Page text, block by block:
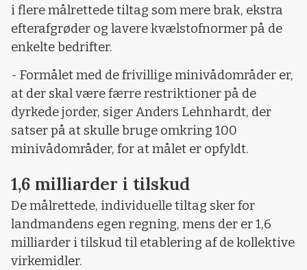
i flere målrettede tiltag som mere brak, ekstra
efterafgrøder og lavere kvælstofnormer på de
enkelte bedrifter.
- Formålet med de frivillige minivådområder er,
at der skal være færre restriktioner på de
dyrkede jorder, siger Anders Lehnhardt, der
satser på at skulle bruge omkring 100
minivådområder, for at målet er opfyldt.
1,6 milliarder i tilskud
De målrettede, individuelle tiltag sker for
landmandens egen regning, mens der er 1,6
milliarder i tilskud til etablering af de kollektive
virkemidler.